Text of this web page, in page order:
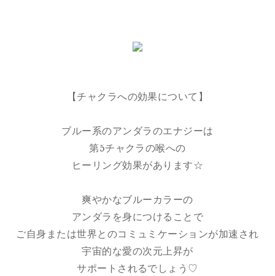
【チャクラへの効果について】
ブルー系のアンダラのエナジーは
第5チャクラの喉への
ヒーリング効果があります☆
爽やかなブルーカラーの
アンダラを身につけることで
ご自身または世界とのコミュミケーションが加速され
宇宙的な愛の次元上昇が
サポートされるでしょう♡